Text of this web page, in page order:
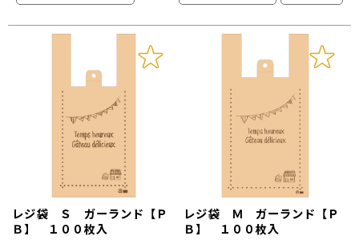
レジ袋 Ｓ ガーランド【Ｐ
Ｂ】 １００枚入
レジ袋 Ｍ ガーランド【Ｐ
Ｂ】 １００枚入